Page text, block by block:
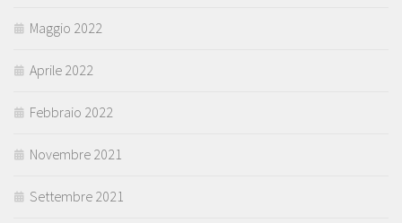
Maggio 2022
Aprile 2022
Febbraio 2022
Novembre 2021
Settembre 2021